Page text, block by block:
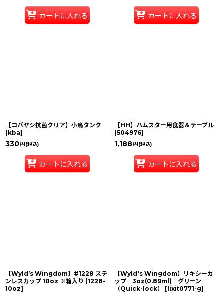
カートに入れる カートに入れる
【コバヤシ抗菌クリア】小鳥タンク
[ kba]
330円 (税込)
カートに入れる
【HH】ハムスター用食器＆テーブル
[504976]
1,188円 (税込)
カートに入れる
【Wyld’s Wingdom】#1228 ステ
ンレスカップ 10oz ※箱入り [1228-
10oz]
【Wyld's Wingdom】リキシーカ
ップ 3oz(0.89ml) グリーン
（Quick-lock）
[ lixit0771-g]